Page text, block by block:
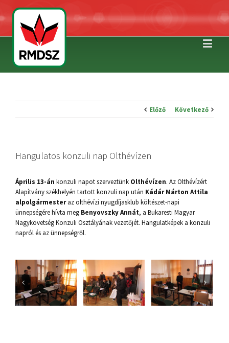
Előző Következő
Hangulatos konzuli nap Olthévízen
Április 13-án konzuli napot szerveztünk Olthévízen. Az Olthévízért
Alapítvány székhelyén tartott konzuli nap után Kádár Márton Attila
alpolgármesteraz olthévízi nyugdíjasklub költészet-napi
ünnepségére hívta meg Benyovszky Annát, a Bukaresti Magyar
Nagykövetség Konzuli Osztályának vezetőjét. Hangulatképek a konzuli
napról és az ünnepségről.